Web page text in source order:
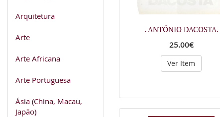
Arquitetura
Arte
Arte Africana
Arte Portuguesa
Ásia (China, Macau,
Japão)
. ANTÓNIO DACOSTA.
25.00€
Ver Item